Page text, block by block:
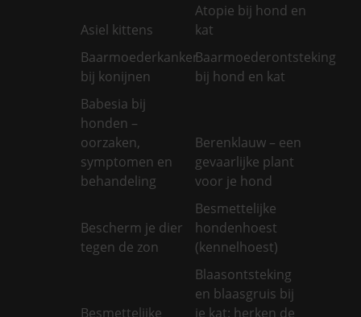
Asiel kittens
Atopie bij hond en
kat
Baarmoederkanker
bij konijnen
Baarmoederontsteking
bij hond en kat
Babesia bij
honden –
oorzaken,
symptomen en
behandeling
Berenklauw – een
gevaarlijke plant
voor je hond
Bescherm je dier
tegen de zon
Besmettelijke
hondenhoest
(kennelhoest)
Besmettelijke
Blaasontsteking
en blaasgruis bij
je kat: herken de